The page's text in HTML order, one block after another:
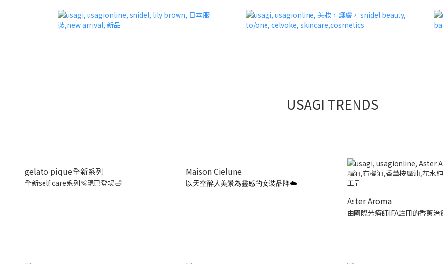
USAGI TRENDS
gelato pique全新系列
全新self care系列🫧現已登場🛁
Maison Cielune
以天空醉人美景為靈感的女裝品牌☁️
Aster Aroma
由國際芳療師IFA註冊的香薰治